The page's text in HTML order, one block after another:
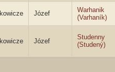
Józef
Warhanik
(Varhaník)
Józef
Studenny
(Studený)